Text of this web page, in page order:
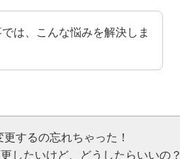
は、こんな悩みを解決しま
するの忘れちゃった！
したいけど、どうしたらいいの？